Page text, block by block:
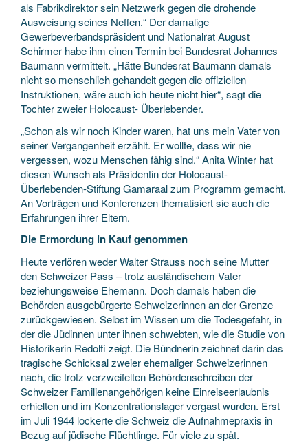
als Fabrikdirektor sein Netzwerk gegen die drohende
Ausweisung seines Neffen.“ Der damalige
Gewerbeverbandspräsident und Nationalrat August
Schirmer habe ihm einen Termin bei Bundesrat Johannes
Baumann vermittelt. „Hätte Bundesrat Baumann damals
nicht so menschlich gehandelt gegen die offiziellen
Instruktionen, wäre auch ich heute nicht hier“, sagt die
Tochter zweier Holocaust- Überlebender.
„Schon als wir noch Kinder waren, hat uns mein Vater von
seiner Vergangenheit erzählt. Er wollte, dass wir nie
vergessen, wozu Menschen fähig sind.“ Anita Winter hat
diesen Wunsch als Präsidentin der Holocaust-
Überlebenden-Stiftung Gamaraal zum Programm gemacht.
An Vorträgen und Konferenzen thematisiert sie auch die
Erfahrungen ihrer Eltern.
Die Ermordung in Kauf genommen
Heute verlören weder Walter Strauss noch seine Mutter
den Schweizer Pass – trotz ausländischem Vater
beziehungsweise Ehemann. Doch damals haben die
Behörden ausgebürgerte Schweizerinnen an der Grenze
zurückgewiesen. Selbst im Wissen um die Todesgefahr, in
der die Jüdinnen unter ihnen schwebten, wie die Studie von
Historikerin Redolfi zeigt. Die Bündnerin zeichnet darin das
tragische Schicksal zweier ehemaliger Schweizerinnen
nach, die trotz verzweifelten Behördenschreiben der
Schweizer Familienangehörigen keine Einreiseerlaubnis
erhielten und im Konzentrationslager vergast wurden. Erst
im Juli 1944 lockerte die Schweiz die Aufnahmepraxis in
Bezug auf jüdische Flüchtlinge. Für viele zu spät.